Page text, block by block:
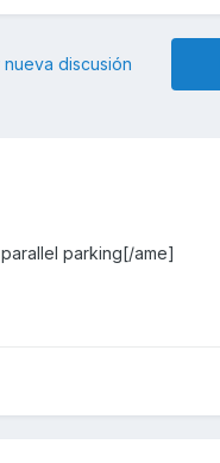
nueva discusión
parking[/ame]